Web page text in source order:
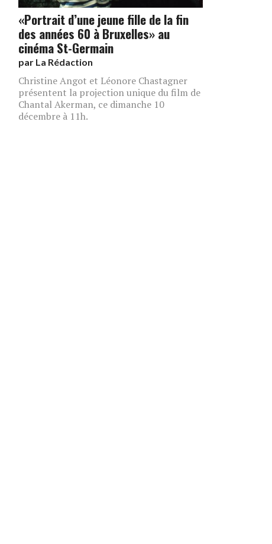
«Portrait d’une jeune fille de la fin
des années 60 à Bruxelles» au
cinéma St-Germain
par La Rédaction
Christine Angot et Léonore Chastagner
présentent la projection unique du film de
Chantal Akerman, ce dimanche 10
décembre à 11h.